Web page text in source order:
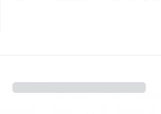
DY261. Ocean fresh salad